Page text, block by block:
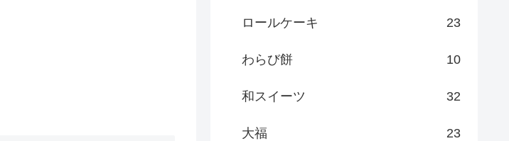
ロールケーキ 23
わらび餅 10
和スイーツ 32
大福 23